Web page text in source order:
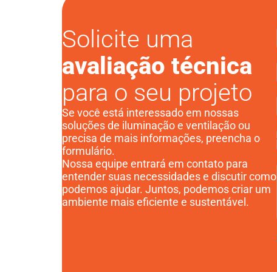
Solicite uma
avaliação técnica
para o seu projeto
Se você está interessado em nossas
soluções de iluminação e ventilação ou
precisa de mais informações, preencha o
formulário.
Nossa equipe entrará em contato para
entender suas necessidades e discutir como
podemos ajudar. Juntos, podemos criar um
ambiente mais eficiente e sustentável.